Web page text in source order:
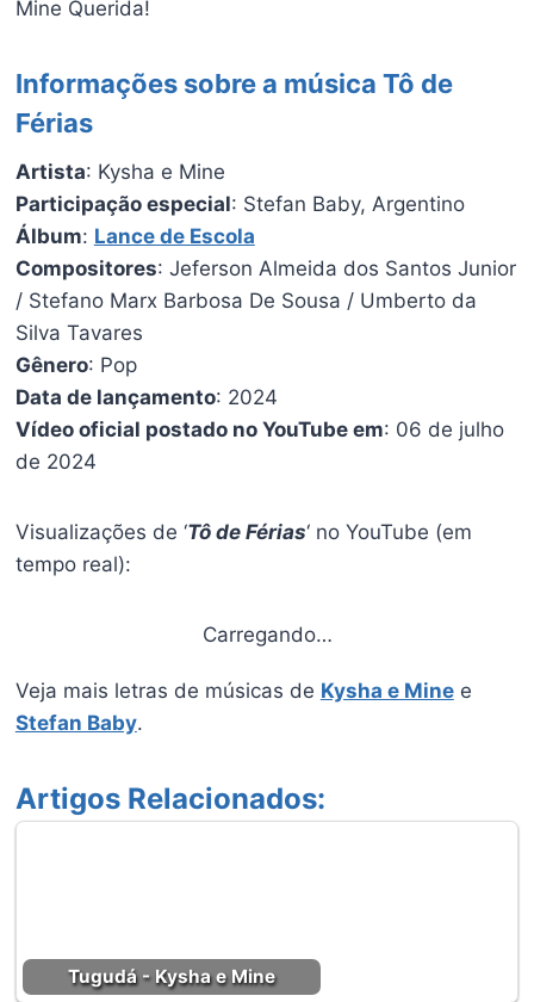
Mine Querida!
Informações sobre a música Tô de
Férias
Artista: Kysha e Mine
Participação especial: Stefan Baby, Argentino
Álbum: Lance de Escola
Compositores: Jeferson Almeida dos Santos Junior
/ Stefano Marx Barbosa De Sousa / Umberto da
Silva Tavares
Gênero: Pop
Data de lançamento: 2024
Vídeo oficial postado no YouTube em: 06 de julho
de 2024
Visualizações de ‘Tô de Férias‘ no YouTube (em
tempo real):
Carregando…
Veja mais letras de músicas de Kysha e Minee
Stefan Baby.
Artigos Relacionados:
Tugudá - Kysha e Mine